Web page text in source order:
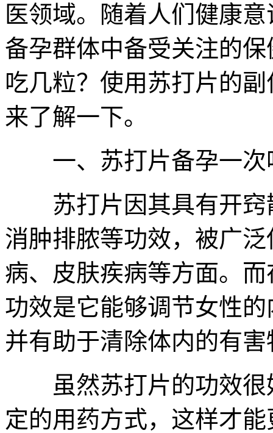
医领域。随着人们健康
备孕群体中备受关注的
吃几粒？使用苏打片的
来了解一下。
一、苏打片备孕一次
苏打片因其具有开窍
消肿排脓等功效，被广
病、皮肤疾病等方面。
功效是它能够调节女性
并有助于清除体内的有
虽然苏打片的功效很
定的用药方式，这样才